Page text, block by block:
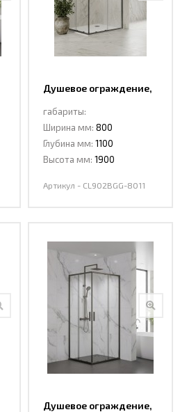
Душевое ограждение,
CL902BGG-8011 DARK
GREY
габариты:
Ширина мм: 800
Глубина мм: 1100
Высота мм: 1900
Артикул - CL902BGG-8011
Душевое ограждение,